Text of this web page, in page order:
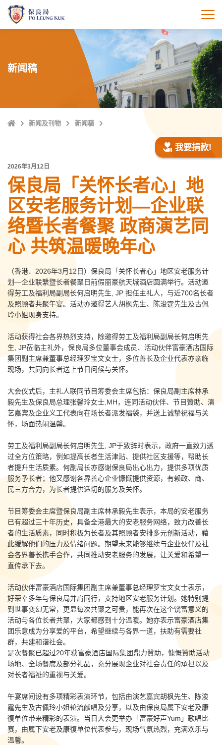
打
新闻稿
Home新闻及刊物 新闻稿
我要捐款!
2026年3月12日
保良局「关怀长者心」地
区安老服务计划—企业联
络暨长者餐聚 政商演艺同
心 共筑温暖晚年心
（香港．2026年3月12日）保良局「关怀长者心」地区安老服务计
划—企业联繫暨长者餐聚日前假丽豪航天城酒店圆满举行。活动邀
得劳工及福利局副局长何启明先生, JP 担任主礼人，与近700名长者
及照顾者共聚午宴。活动亦邀得艺人胡枫先生、陈浚霆先生及古佩
玲小姐现身支持。
活动获得社会各界热烈支持，除邀得劳工及福利局副局长何启明先
生, JP莅临主礼外，保良局多位董事会成员、活动伙伴富豪酒店国际
集团副主席兼董事总经理罗宝文女士，多位善长及企业代表亦亲临
现场，共同向长者送上节日问候与关怀。
大会仪式后，主礼人联同节目筹委会主席包括：保良局副主席林承
毅先生及保良局总理张馨玲女士,MH，连同活动伙伴、节目贊助、演
艺嘉宾及企业义工代表向在场长者派发福袋，并送上诚挚祝福与关
怀，场面热闹温馨。
劳工及福利局副局长何启明先生, JP于致辞时表示，政府一直致力透
过全方位策略，例如提高长者生活津贴、提供社区支援等，帮助长
者提升生活质素。何副局长亦感谢保良局出心出力，提供多项优质
服务予长者；他又感谢各界善心企业慷慨提供资源，有赖政、商、
民三方合力，为长者提供适切的服务及关怀。
节目筹委会主席暨保良局副主席林承毅先生表示，本局的安老服务
已有超过三十年历史，具备全港最大的安老服务网络，致力改善长
者的生活质素，同时积极为长者及其照顾者安排多元创新活动，藉
此缓解他们的压力及情绪问题。期望未来能够继续与企业伙伴及社
会各界善长携手合作，共同推动安老服务的发展，让关爱和希望一
直传承下去。
活动伙伴富豪酒店国际集团副主席兼董事总经理罗宝文女士表示，
好荣幸多年与保良局并肩同行，支持地区安老服务计划。她特别提
到世事变幻无常，更显每次共聚之可贵，能再次在这个饶富意义的
活动与各位长者共聚，大家都感到十分温暖。她亦表示富豪酒店集
团乐意成为分享爱的平台，希望继续与各界一道，扶助有需要社
群，共建和谐社会。
是次餐聚已超过20年获富豪酒店国际集团鼎力贊助，慷慨贊助活动
场地、全场餐席及部分礼品，充分展现企业对社会责任的承担以及
对长者福祉的重视与关爱。
午宴席间设有多项精彩表演环节，包括由演艺嘉宾胡枫先生、陈浚
霆先生及古佩玲小姐轮流献唱及分享，以及由保良局属下安老及康
復单位带来精彩的表演。当日大会更举办「富豪好声Yum」歌唱比
赛，由属下安老及康復单位代表参与，现场气氛热烈，充满欢乐与
温馨。